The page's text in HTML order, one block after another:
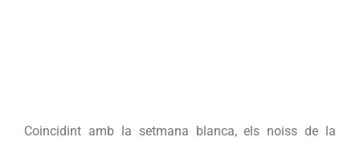
Coincidint amb la setmana blanca, els noiss de la